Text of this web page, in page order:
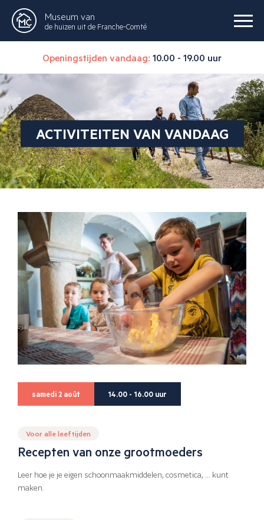
Museum van
de huizen uit de Franche-Comté
Openingstijden vandaag: 10.00 - 19.00 uur
ACTIVITEITEN VAN VANDAAG
samedi 2 août 14.00 - 16.00 uur
Voor alle leeftijden
Recepten van onze grootmoeders
Leer hoe je je eigen schoonmaakmiddelen, cosmetica, … kunt
maken.